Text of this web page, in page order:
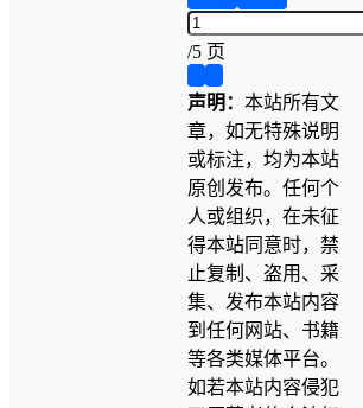
/5 页
声明： 本站所有文
章，如无特殊说明
或标注，均为本站
原创发布。任何个
人或组织，在未征
得本站同意时，禁
止复制、盗用、采
集、发布本站内容
到任何网站、书籍
等各类媒体平台。
如若本站内容侵犯